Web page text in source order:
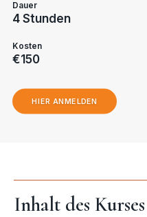
Dauer
4 Stunden
Kosten
€150
HIER ANMELDEN
Inhalt des Kurses